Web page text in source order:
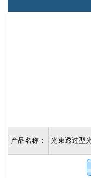
产品名称： 光束透过型